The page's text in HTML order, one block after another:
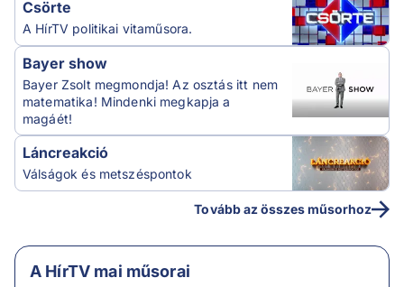
Csörte
A HírTV politikai vitaműsora.
Bayer show
Bayer Zsolt megmondja! Az osztás itt nem
matematika! Mindenki megkapja a
magáét!
Láncreakció
Válságok és metszéspontok
Tovább az összes műsorhoz
A HírTV mai műsorai